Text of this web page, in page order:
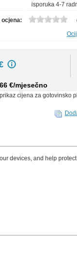
isporuka 4-7
ocjena:
€/mjesečno
cijena za gotovinsko
devices, and help